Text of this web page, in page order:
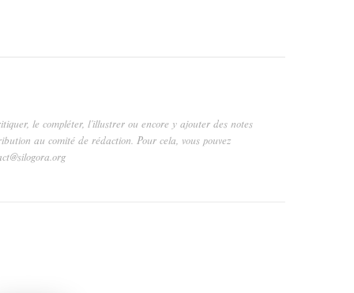
le compléter, l’illustrer ou encore y ajouter des notes
au comité de rédaction. Pour cela, vous pouvez